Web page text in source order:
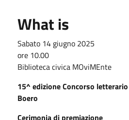
What is
Sabato 14 giugno 2025
ore 10.00
Biblioteca civica MOviMEnte
15^ edizione Concorso
Boero
Cerimonia di premiazione